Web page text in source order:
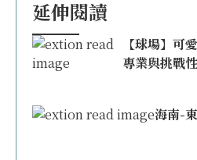
延伸閱讀
【球場】可
專業與挑戰性
海南-